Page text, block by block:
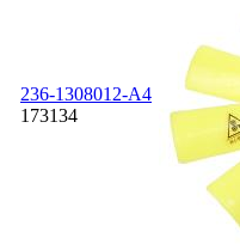
236-1308012-А4
173134